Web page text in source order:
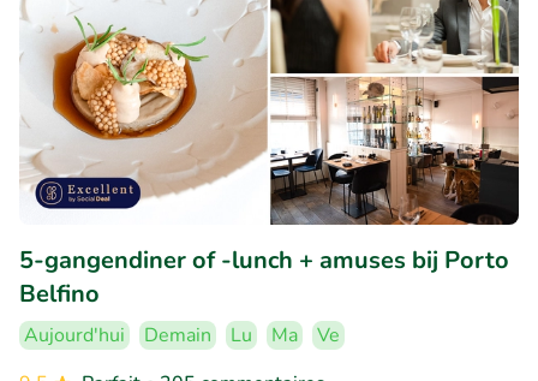
5-gangendiner of -lunch + amuses bij Porto
Belfino
Aujourd'hui Demain Lu Ma
Ve